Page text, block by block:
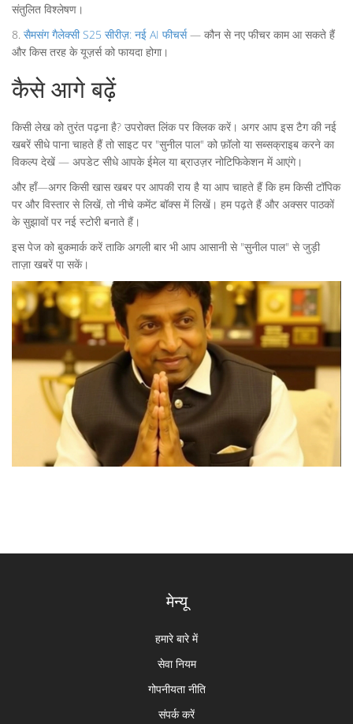
संतुलित विश्लेषण।
8. सैमसंग गैलेक्सी S25 सीरीज़: नई AI फीचर्स— कौन से नए फीचर काम आ सकते हैं
और किस तरह के यूज़र्स को फायदा होगा।
कैसे आगे बढ़ें
किसी लेख को तुरंत पढ़ना है? उपरोक्त लिंक पर क्लिक करें। अगर आप इस टैग की नई
खबरें सीधे पाना चाहते हैं तो साइट पर "सुनील पाल" को फ़ॉलो या सब्सक्राइब करने का
विकल्प देखें — अपडेट सीधे आपके ईमेल या ब्राउज़र नोटिफिकेशन में आएंगे।
और हाँ—अगर किसी खास खबर पर आपकी राय है या आप चाहते हैं कि हम किसी टॉपिक
पर और विस्तार से लिखें, तो नीचे कमेंट बॉक्स में लिखें। हम पढ़ते हैं और अक्सर पाठकों
के सुझावों पर नई स्टोरी बनाते हैं।
इस पेज को बुकमार्क करें ताकि अगली बार भी आप आसानी से "सुनील पाल" से जुड़ी
ताज़ा खबरें पा सकें।
मेन्यू
हमारे बारे में
सेवा नियम
गोपनीयता नीति
संपर्क करें